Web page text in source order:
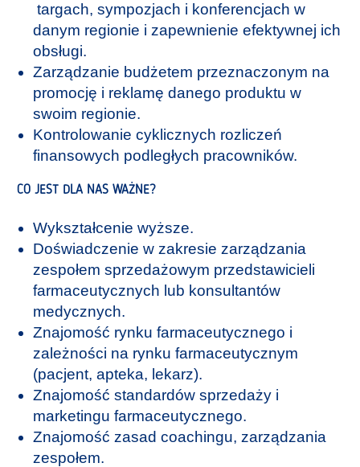
targach, sympozjach i konferencjach w
danym regionie i zapewnienie efektywnej ich
obsługi.
Zarządzanie budżetem przeznaczonym na
promocję i reklamę danego produktu w
swoim regionie.
Kontrolowanie cyklicznych rozliczeń
finansowych podległych pracowników.
CO JEST DLA NAS WAŻNE?
Wykształcenie wyższe.
Doświadczenie w zakresie zarządzania
zespołem sprzedażowym przedstawicieli
farmaceutycznych lub konsultantów
medycznych.
Znajomość rynku farmaceutycznego i
zależności na rynku farmaceutycznym
(pacjent, apteka, lekarz).
Znajomość standardów sprzedaży i
marketingu farmaceutycznego.
Znajomość zasad coachingu, zarządzania
zespołem.